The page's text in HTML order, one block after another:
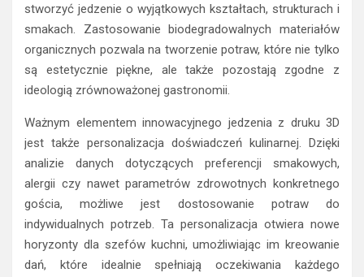
stworzyć jedzenie o wyjątkowych kształtach, strukturach i
smakach. Zastosowanie biodegradowalnych materiałów
organicznych pozwala na tworzenie potraw, które nie tylko
są estetycznie piękne, ale także pozostają zgodne z
ideologią zrównoważonej gastronomii.
Ważnym elementem innowacyjnego jedzenia z druku 3D
jest także personalizacja doświadczeń kulinarnej. Dzięki
analizie danych dotyczących preferencji smakowych,
alergii czy nawet parametrów zdrowotnych konkretnego
gościa, możliwe jest dostosowanie potraw do
indywidualnych potrzeb. Ta personalizacja otwiera nowe
horyzonty dla szefów kuchni, umożliwiając im kreowanie
dań, które idealnie spełniają oczekiwania każdego